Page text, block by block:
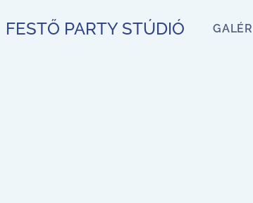
FESTŐ PARTY STÚDIÓ